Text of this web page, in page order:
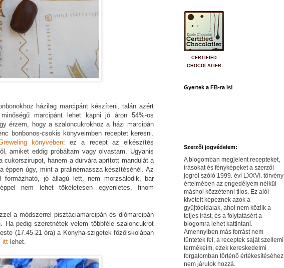
házilag marcipánt készíteni, talán azért
marcipánt lehet kapni jó áron 54%-os
érzem, hogy a szaloncukrokhoz a házi marcipán
bonbonos-csokis könyveimben receptet keresni.
könyvében: ez a recept az elkészítés
amiket eddig próbáltam vagy olvastam. Ugyanis
cukorszirupot, hanem a durvára aprított mandulát a
éppen úgy, mint a pralinémassza készítésénél. Az
formázható, jó állagú lett, nem morzsálódik, bár
nem lehet tökéletesen egyenletes, finom
a módszerrel pisztáciamarcipán és diómarcipán
Ha pedig szeretnétek velem többféle szaloncukrot
(17.45-21 óra) a Konyha-szigetek főzőiskolában
itt lehet.
CERTIFIED
CHOCOLATIER
Gyertek a FB-ra is!
Szerzői jogvédelem:
A blogomban megjelent recepteket,
írásokat és fényképeket a szerzői
jogról szóló 1999. évi LXXVI. törvény
értelmében az engedélyem nélkül
máshol közzétenni tilos. Ez alól
kivételt képeznek azok a
gyűjtőoldalak, ahol nem közlik a
teljes írást, és a folytatásért a
blogomra lehet kattintani.
Amennyiben más forrást nem
tüntetek fel, a receptek saját szellemi
termékeim, ezek kereskedelmi
forgalomban történő értékesítéséhez
nem járulok hozzá.